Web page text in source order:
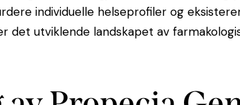
individuelle helseprofiler og
det utviklende landskapet av